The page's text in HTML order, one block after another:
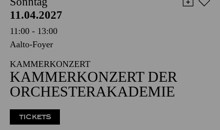
ESSENER PHILHARMONIKER
Sonntag
11.04.2027
11:00 - 13:00
Aalto-Foyer
KAMMERKONZERT
KAMMERKONZERT DER
ORCHESTERAKADEMIE